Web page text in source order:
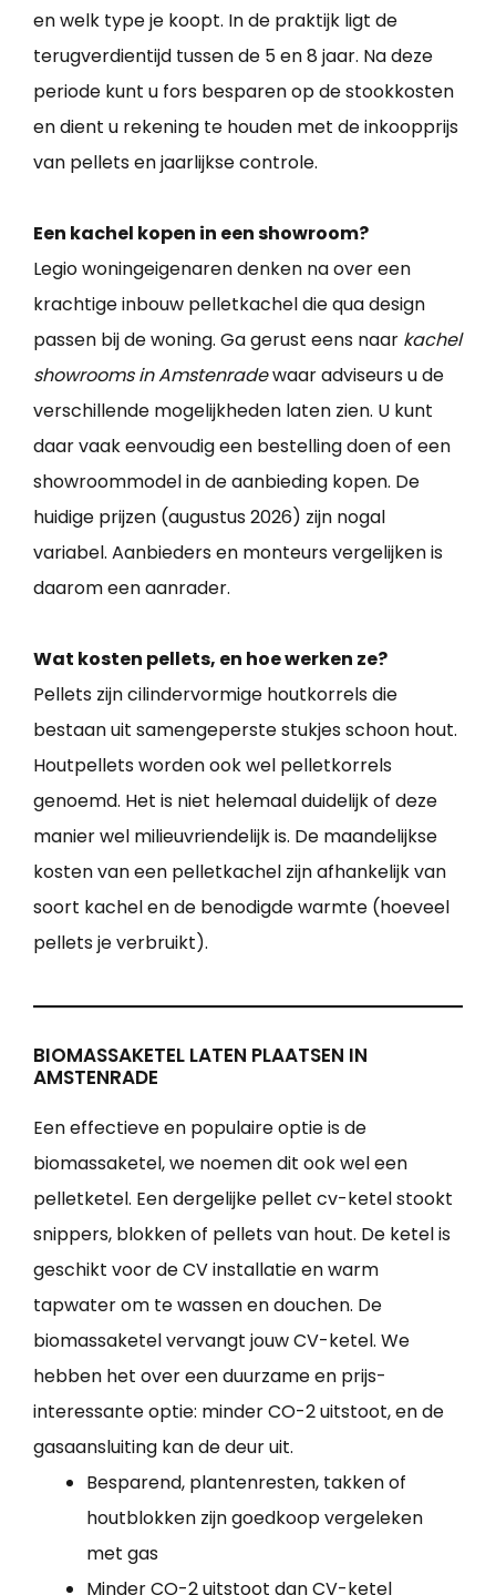
en welk type je koopt. In de praktijk ligt de
terugverdientijd tussen de 5 en 8 jaar. Na deze
periode kunt u fors besparen op de stookkosten
en dient u rekening te houden met de inkoopprijs
van pellets en jaarlijkse controle.
Een kachel kopen in een showroom?
Legio woningeigenaren denken na over een
krachtige inbouw pelletkachel die qua design
passen bij de woning. Ga gerust eens naar kachel
showrooms in Amstenradewaar adviseurs u de
verschillende mogelijkheden laten zien. U kunt
daar vaak eenvoudig een bestelling doen of een
showroommodel in de aanbieding kopen. De
huidige prijzen (augustus 2026) zijn nogal
variabel. Aanbieders en monteurs vergelijken is
daarom een aanrader.
Wat kosten pellets, en hoe werken ze?
Pellets zijn cilindervormige houtkorrels die
bestaan uit samengeperste stukjes schoon hout.
Houtpellets worden ook wel pelletkorrels
genoemd. Het is niet helemaal duidelijk of deze
manier wel milieuvriendelijk is. De maandelijkse
kosten van een pelletkachel zijn afhankelijk van
soort kachel en de benodigde warmte (hoeveel
pellets je verbruikt).
BIOMASSAKETEL LATEN PLAATSEN IN
AMSTENRADE
Een effectieve en populaire optie is de
biomassaketel, we noemen dit ook wel een
pelletketel. Een dergelijke pellet cv-ketel stookt
snippers, blokken of pellets van hout. De ketel is
geschikt voor de CV installatie en warm
tapwater om te wassen en douchen. De
biomassaketel vervangt jouw CV-ketel. We
hebben het over een duurzame en prijs-
interessante optie: minder CO-2 uitstoot, en de
gasaansluiting kan de deur uit.
Besparend, plantenresten, takken of
houtblokken zijn goedkoop vergeleken
met gas
Minder CO-2 uitstoot dan CV-ketel